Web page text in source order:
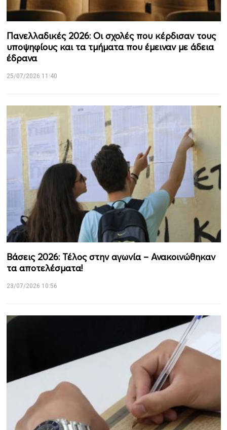
Πανελλαδικές 2026: Οι σχολές που κέρδισαν τους
υποψηφίους και τα τμήματα που έμειναν με άδεια
έδρανα
25/07/2026 11:40
Βάσεις 2026: Τέλος στην αγωνία – Ανακοινώθηκαν
τα αποτελέσματα!
23/07/2026 10:56